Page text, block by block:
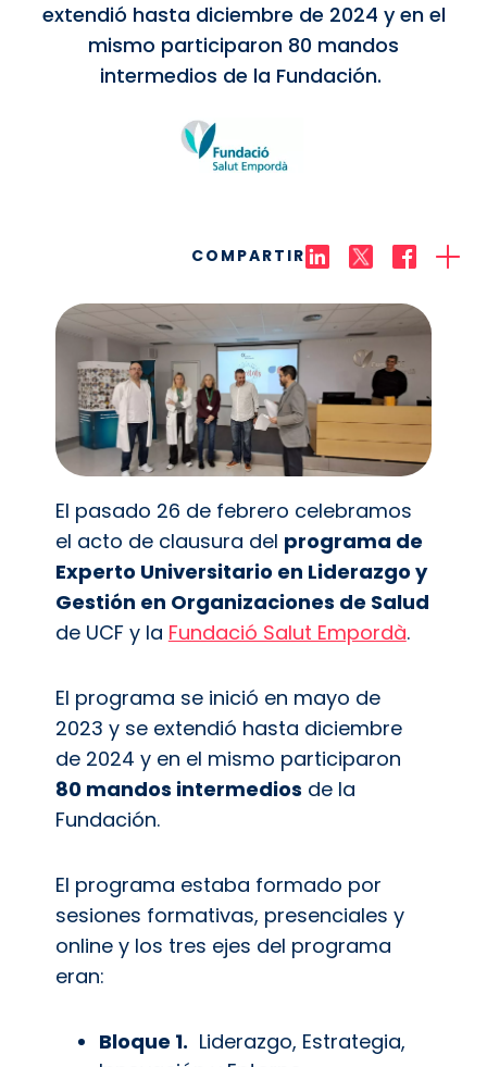
extendió hasta diciembre de 2024 y en el
mismo participaron 80 mandos
intermedios de la Fundación.
COMPARTIR
El pasado 26 de febrero celebramos
el acto de clausura del programa de
Experto Universitario en Liderazgo y
Gestión en Organizaciones de Salud
de UCF y la Fundació Salut Empordà.
El programa se inició en mayo de
2023 y se extendió hasta diciembre
de 2024 y en el mismo participaron
80 mandos intermedios de la
Fundación.
El programa estaba formado por
sesiones formativas, presenciales y
online y los tres ejes del programa
eran:
Bloque 1. Liderazgo, Estrategia,